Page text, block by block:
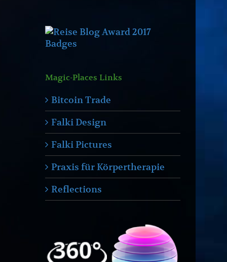
Magic-Places Links
Bitcoin Trade
Falki Design
Falki Pictures
Praxis für Körpertherapie
Reflections